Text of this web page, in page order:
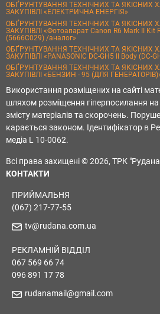
ОБҐРУНТУВАННЯ ТЕХНІЧНИХ ТА ЯКІСНИХ
ЗАКУПІВЛІ «ЕЛЕКТРИЧНА ЕНЕРГІЯ»
ОБҐРУНТУВАННЯ ТЕХНІЧНИХ ТА ЯКІСНИХ
ЗАКУПІВЛІ «Фотоапарат Canon R6 Mark II Kit
(5666C029) /аналог»
ОБҐРУНТУВАННЯ ТЕХНІЧНИХ ТА ЯКІСНИХ
ЗАКУПІВЛІ «PANASONIC DC-GH5 II Body (DC-
ОБҐРУНТУВАННЯ ТЕХНІЧНИХ ТА ЯКІСНИХ
ЗАКУПІВЛІ «БЕНЗИН - 95 (ДЛЯ
Використання розміщених на сайті
шляхом розміщення гіперпосилання
змісту матеріалів та скорочень.
карається законом. Ідентифікатор в
медіа L 10-0062.
Всі права захищені © 2026, ТРК
КОНТАКТИ
ПРИЙМАЛЬНЯ
(067) 217-77-55
tv@rudana.com.ua
РЕКЛАМНІЙ ВІДДІЛ
067 569 66 74
096 891 17 78
rudanamail@gmail.com